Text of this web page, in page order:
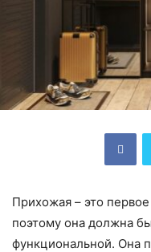
Прихожая – это
поэтому она должна
функциональной. Она